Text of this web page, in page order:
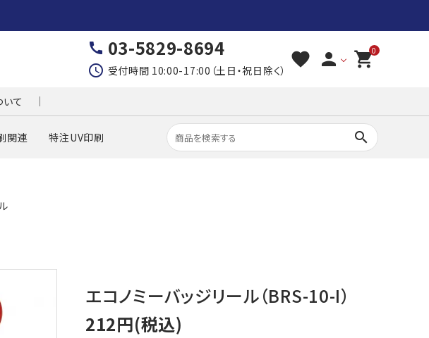
call 03-5829-8694
schedule 受付時間 10:00-17:00（土日・祝日除く）
favorite person 0
shopping_cart
て
関連 特注UV印刷 search
エコノミーバッジリール（BRS-10-I）
212円(税込)